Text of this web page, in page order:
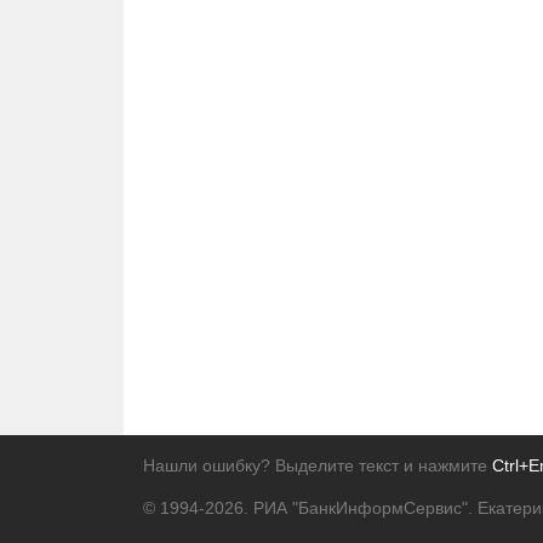
Нашли ошибку? Выделите текст и нажмите
© 1994-2026. РИА "БанкИнформСервис".